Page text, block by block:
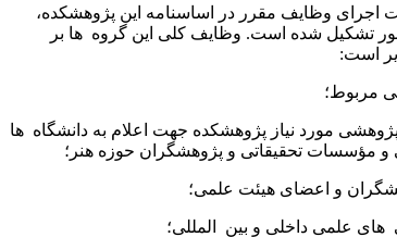
وظایف مقرر در اساسنامه این پژوهشکده،
تشکیل شده است. وظایف کلی این گروه ‌ ها بر
است:
مربوط؛
مورد نیاز پژوهشکده جهت اعلام به دانشگاه ‌ ها
و مؤسسات تحقیقاتی و پژوهشگران حوزه هنر؛
و اعضای هیئت علمی؛
های علمی داخلی و بین ‌ المللی؛